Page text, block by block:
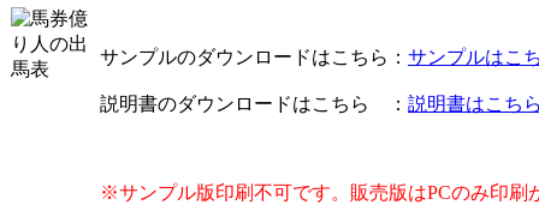
サンプルのダウンロードはこちら： サンプルはこ
説明書のダウンロードはこちら ： 説明書はこち
※サンプル版印刷不可です。販売版はPCのみ印刷